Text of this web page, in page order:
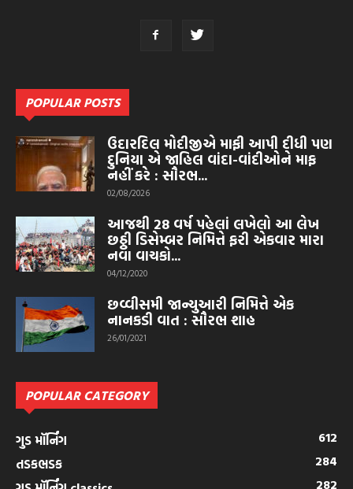
POPULAR POSTS
ઉદારદિલ મોદીજીએ માફી આપી દીધી પણ
દુનિયા એ જાહિલ વાંદા-વાંદીઓને માફ
નહીં કરે : સૌરભ...
02/08/2026
આજથી 28 વર્ષ પહેલાં લખેલો આ લેખ
છઠ્ઠી ડિસેમ્બર નિમિત્તે ફરી એકવાર મારા
નવા વાચકો...
04/12/2020
છવ્વીસમી જાન્યુઆરી નિમિત્તે એક
નાનકડી વાત : સૌરભ શાહ
26/01/2021
POPULAR CATEGORY
ગુડ મૉર્નિંગ
612
તડકભડક
284
282